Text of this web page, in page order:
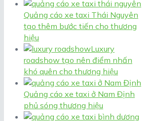
Quảng cáo xe taxi Thái Nguyên
tạo thêm bước tiến cho thương
hiệu
Luxury
roadshow tạo nên điểm nhấn
khó quên cho thương hiệu
Quảng cáo xe taxi ở Nam Định
phủ sóng thương hiệu